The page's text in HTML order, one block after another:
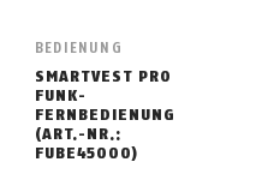
BEDIENUNG
SMARTVEST PRO
FUNK-
FERNBEDIENUNG
(ART.-NR.:
FUBE45000)